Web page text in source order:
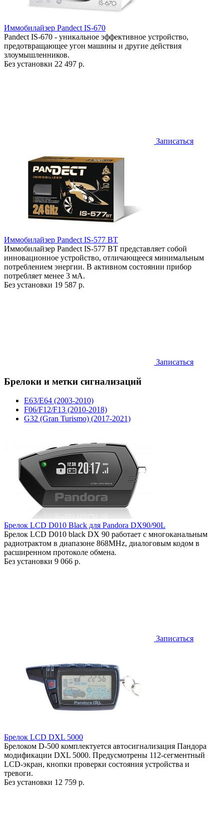
Иммобилайзер Pandect IS-670
Pandect IS-670 - уникальное эффективное устройство,
предотвращающее угон машины и другие действия
злоумышленников.
Без установки 22 497 р.
Записаться
Иммобилайзер Pandect IS-577 BT
Иммобилайзер Pandect IS-577 BT представляет собой
инновационное устройство, отличающееся минимальным
потреблением энергии. В активном состоянии прибор
потребляет менее 3 мА.
Без установки 19 587 р.
Записаться
Брелоки и метки сигнализаций
E63/E64 (2003-2010)
F06/F12/F13 (2010-2018)
G32 (Gran Turismo) (2017-2021)
Брелок LCD D010 Black для Pandora DX90/90L
Брелок LCD D010 black DX 90 работает c многоканальным
радиотрактом в диапазоне 868MHz, диалоговым кодом в
расширенном протоколе обмена.
Без установки 9 066 р.
Записаться
Брелок LCD DXL 5000
Брелоком D-500 комплектуется автосигнализация Пандора
модификации DXL 5000. Предусмотрены 112-сегментный
LCD-экран, кнопки проверки состояния устройства и
тревоги.
Без установки 12 759 р.